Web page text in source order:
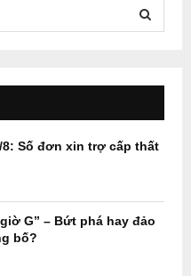
E
A
H
Số đơn xin trợ cấp thất
G” – Bứt phá hay đảo
bố?